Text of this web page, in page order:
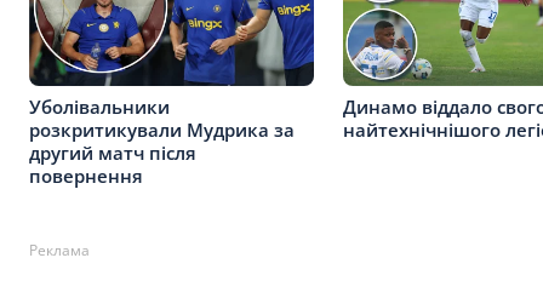
Уболівальники
розкритикували Мудрика за
другий матч після
повернення
Динамо віддало
найтехнічнішого
Реклама